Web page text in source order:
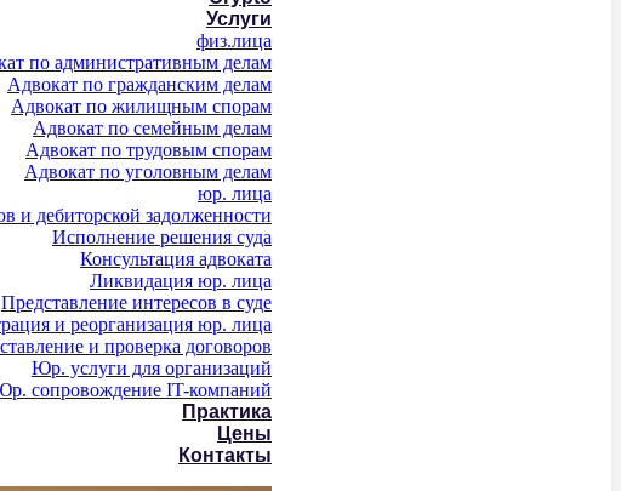
Услуги
физ.лица
по административным делам
Адвокат по гражданским делам
Адвокат по жилищным спорам
Адвокат по семейным делам
Адвокат по трудовым спорам
Адвокат по уголовным делам
юр. лица
и дебиторской задолженности
Исполнение решения суда
Консультация адвоката
Ликвидация юр. лица
Представление интересов в суде
и реорганизация юр. лица
и проверка договоров
Юр. услуги для организаций
сопровождение IT-компаний
Практика
Цены
Контакты